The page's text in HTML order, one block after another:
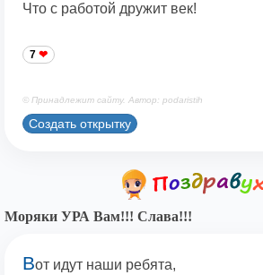
Что с работой дружит век!
7
© Принадлежит сайту. Автор: podaristih
Создать открытку
Моряки УРА Вам!!! Слава!!!
Вот идут наши ребята,